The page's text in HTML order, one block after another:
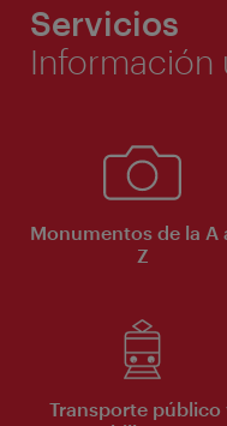
Servicios
Información
Monumentos de la A
Z
Transporte público